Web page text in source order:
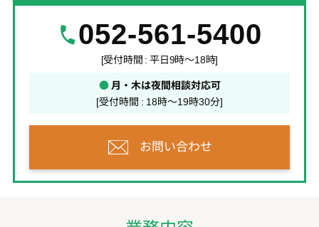
052-561-5400
[受付時間 : 平日9時～18時]
●月・木は夜間相談対応可
[受付時間 : 18時～19時30分]
お問い合わせ